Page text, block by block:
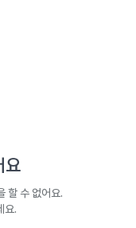
요
할 수 없어요.
요.